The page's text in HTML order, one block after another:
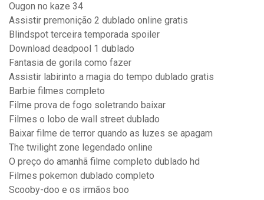
Ougon no kaze 34
Assistir premonição 2 dublado online gratis
Blindspot terceira temporada spoiler
Download deadpool 1 dublado
Fantasia de gorila como fazer
Assistir labirinto a magia do tempo dublado gratis
Barbie filmes completo
Filme prova de fogo soletrando baixar
Filmes o lobo de wall street dublado
Baixar filme de terror quando as luzes se apagam
The twilight zone legendado online
O preço do amanhã filme completo dublado hd
Filmes pokemon dublado completo
Scooby-doo e os irmãos boo